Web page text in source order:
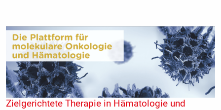
Zielgerichtete Therapie in Hämatologie und